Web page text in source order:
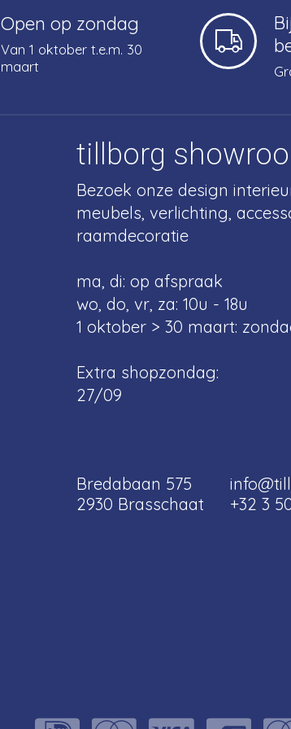
Open op zondag
Van 1 oktober t.e.m. 30
maart
tillborg
Bezoek onze design
meubels, verlichting,
raamdecoratie
ma, di: op afspraak
wo, do, vr, za: 10u - 18u
1 oktober > 30 maart:
Extra shopzondag:
27/09
Bredabaan 575
2930 Brasschaat
+32 3